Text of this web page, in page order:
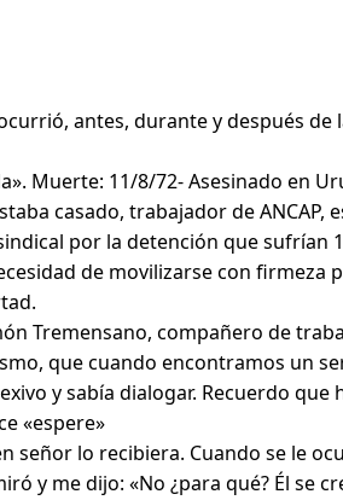
antes, durante y después
Muerte: 11/8/72- Asesinado en
casado, trabajador de
por la detención que
de movilizarse con
Tremensano, compañero de
que cuando encontramos un
y sabía dialogar. Recuerdo
«espere»
señor lo recibiera. Cuando se le
y me dijo: «No ¿para qué? Él